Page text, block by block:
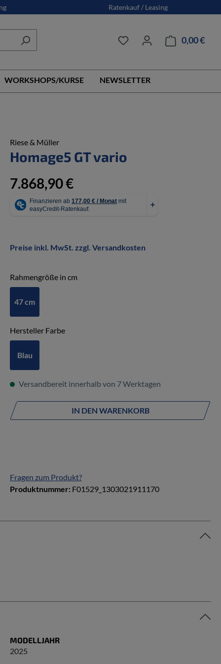
Ratenkauf / Leasing
0,00 €
WORKSHOPS/KURSE NEWSLETTER
Riese & Müller
Homage5 GT vario
7.868,90 €
Preise inkl. MwSt. zzgl. Versandkosten
Rahmengröße in cm
47 cm
Hersteller Farbeauswählen
Blau
Versandbereit innerhalb von 7 Werktagen
IN DEN WARENKORB
Fragen zum Produkt?
Produktnummer: F01529_1303021911170
MODELLJAHR
2025